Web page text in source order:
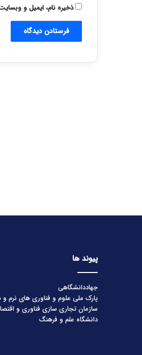
ذخیره نام، ایمیل و
پیوند ها
جهاددانشگاهی
پارک ملی علوم و فناوری های نرم و
سازمان تجاری سازی فناوری و
دانشگاه علم و فرهنگ